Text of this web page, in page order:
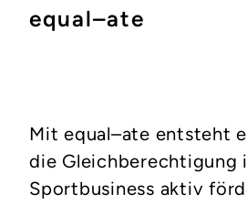
equal–ate
Mit equal–ate entsteht
die Gleichberechtigung
Sportbusiness aktiv